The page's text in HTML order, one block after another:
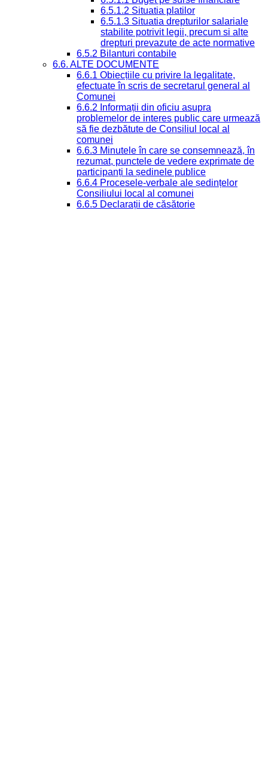
6.5.1.2 Situatia platilor
6.5.1.3 Situatia drepturilor salariale
stabilite potrivit legii, precum si alte
drepturi prevazute de acte normative
6.5.2 Bilanturi contabile
6.6. ALTE DOCUMENTE
6.6.1 Obiecțiile cu privire la legalitate,
efectuate în scris de secretarul general al
Comunei
6.6.2 Informații din oficiu asupra
problemelor de interes public care urmează
să fie dezbătute de Consiliul local al
comunei
6.6.3 Minutele în care se consemnează, în
rezumat, punctele de vedere exprimate de
participanți la ședinele publice
6.6.4 Procesele-verbale ale ședințelor
Consiliului local al comunei
6.6.5 Declarații de căsătorie